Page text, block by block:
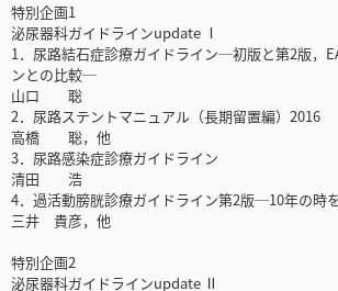
特別企画1
泌尿器科ガイドラインupdate Ⅰ
1．尿路結石症診療ガイドライン─初版と第2版，
ンとの比較─
山口 聡
2．尿路ステントマニュアル（長期留置編）2016
高橋 聡，他
3．尿路感染症診療ガイドライン
清田 浩
4．過活動膀胱診療ガイドライン第2版─10年の時
三井 貴彦，他
特別企画2
泌尿器科ガイドラインupdate Ⅱ